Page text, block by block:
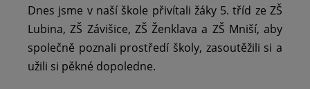
Dnes jsme v naší škole přivítali žáky 5. tříd ze ZŠ
Lubina, ZŠ Závišice, ZŠ Ženklava a ZŠ Mniší, aby
společně poznali prostředí školy, zasoutěžili si a
užili si pěkné dopoledne.